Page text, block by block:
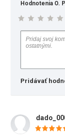
Hodnotenia O.
Pridávať